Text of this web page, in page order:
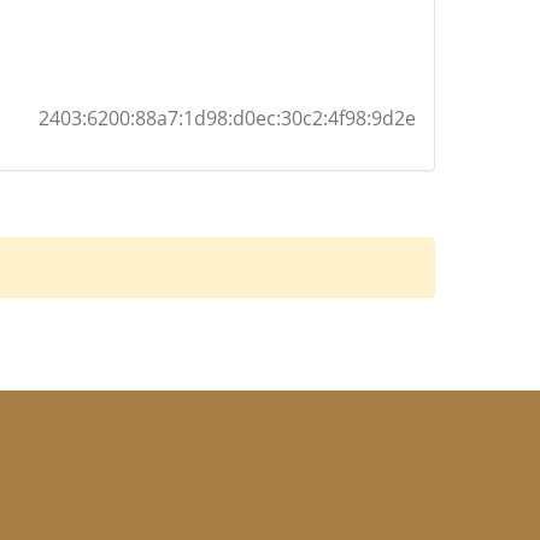
2403:6200:88a7:1d98:d0ec:30c2:4f98:9d2e